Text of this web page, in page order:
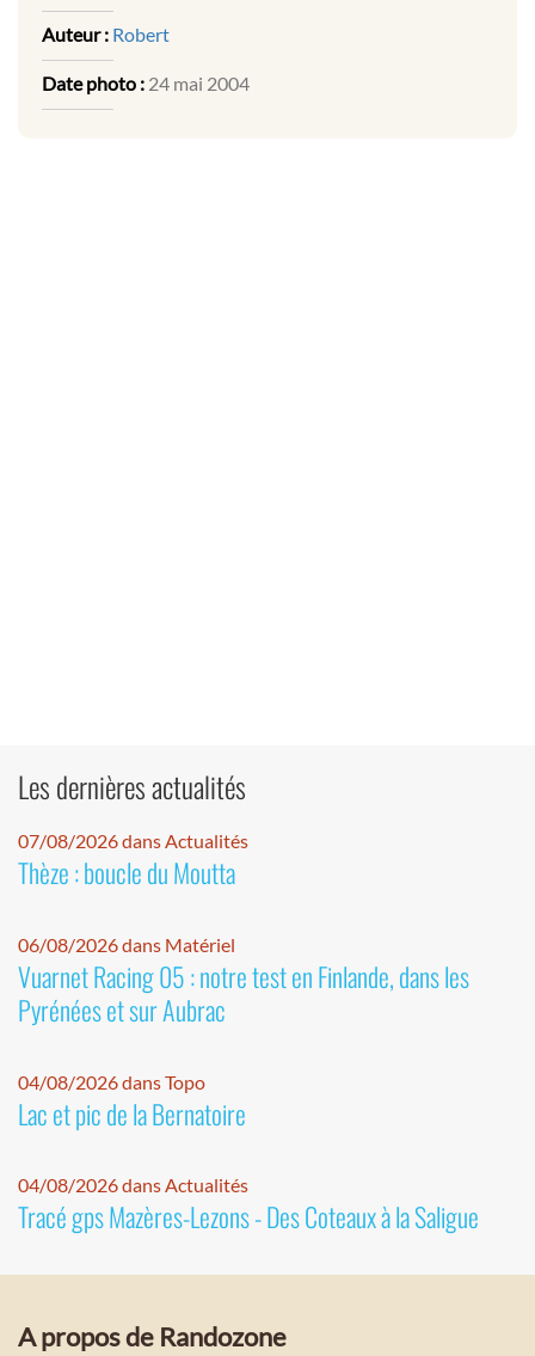
Auteur : Robert
Date photo : 24 mai 2004
Les dernières actualités
07/08/2026 dans Actualités
Thèze : boucle du Moutta
06/08/2026 dans Matériel
Vuarnet Racing 05 : notre test en Finlande, dans les
Pyrénées et sur Aubrac
04/08/2026 dans Topo
Lac et pic de la Bernatoire
04/08/2026 dans Actualités
Tracé gps Mazères-Lezons - Des Coteaux à la Saligue
A propos de Randozone